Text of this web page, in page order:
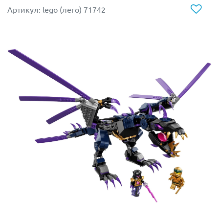
Из деталей набора (lego 41195) собираются
следующие постройки:
сборная фигурка волка Люмии.
В лаборатория Ноктуры находится кипящий котел с
зельем, который постоянно производит летучих
мышей. Для этого на его обратной стороне есть
тайный рычаг, нажав на который из глубины котла
появляется новая мышь.
Летающая карета волшебницы представляет собой
мистическое средство передвижения. Ее движущей
силой являются большие, управляемые магией
крылья летучей мыши. На своем транспорте злая
волшебница может перемещаться как по земле, так и
Артикул: lego (лего) 71742